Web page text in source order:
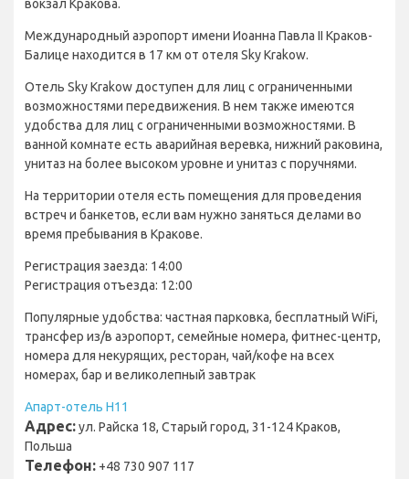
вокзал Кракова.
Международный аэропорт имени Иоанна Павла II Краков-
Балице находится в 17 км от отеля Sky Krakow.
Отель Sky Krakow доступен для лиц с ограниченными
возможностями передвижения. В нем также имеются
удобства для лиц с ограниченными возможностями. В
ванной комнате есть аварийная веревка, нижний раковина,
унитаз на более высоком уровне и унитаз с поручнями.
На территории отеля есть помещения для проведения
встреч и банкетов, если вам нужно заняться делами во
время пребывания в Кракове.
Регистрация заезда: 14:00
Регистрация отъезда: 12:00
Популярные удобства: частная парковка, бесплатный WiFi,
трансфер из/в аэропорт, семейные номера, фитнес-центр,
номера для некурящих, ресторан, чай/кофе на всех
номерах, бар и великолепный завтрак
Апарт-отель H11
Адрес:ул. Райска 18, Старый город, 31-124 Краков,
Польша
Телефон: +48 730 907 117